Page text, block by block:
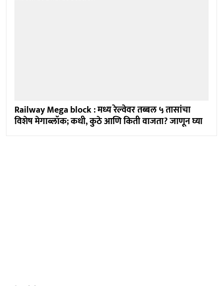
Railway Mega block : मध्य रेल्वेवर तब्बल ५ तासांचा
विशेष मेगाब्लॉक; कधी, कुठे आणि किती वाजता? जाणून घ्या